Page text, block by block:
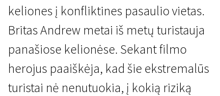
keliones į konfliktines pasaulio vietas.
Britas Andrew metai iš metų turistauja
panašiose kelionėse. Sekant filmo
herojus paaiškėja, kad šie ekstremalūs
turistai nė nenutuokia, į kokią riziką